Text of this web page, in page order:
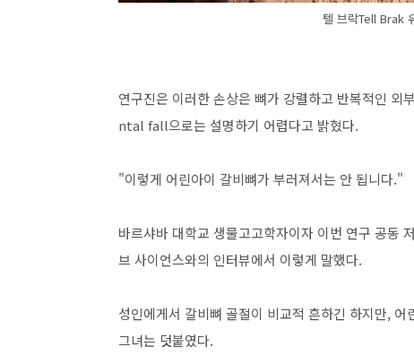
텔 브락Tell Brak
연구진은 이러한 손상은 뼈가 강렬하고 반복적인
ntal fall으로는 설명하기 어렵다고 밝혔다.
"이렇게 어린아이 갈비뼈가 부러져서는 안 됩니다."
바르샤바 대학교 생물고고학자이자 이번 연구 공
브 사이언스와의 인터뷰에서 이렇게 말했다.
성인에게서 갈비뼈 골절이 비교적 흔하긴 하지만,
그녀는 덧붙였다.